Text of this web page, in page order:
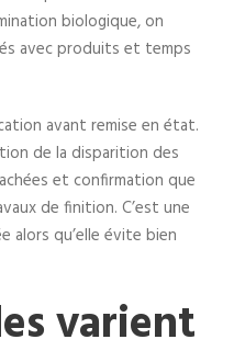
biologique, on
avec produits et temps
avant remise en état.
de la disparition des
et confirmation que
de finition. C’est une
alors qu’elle évite bien
varient